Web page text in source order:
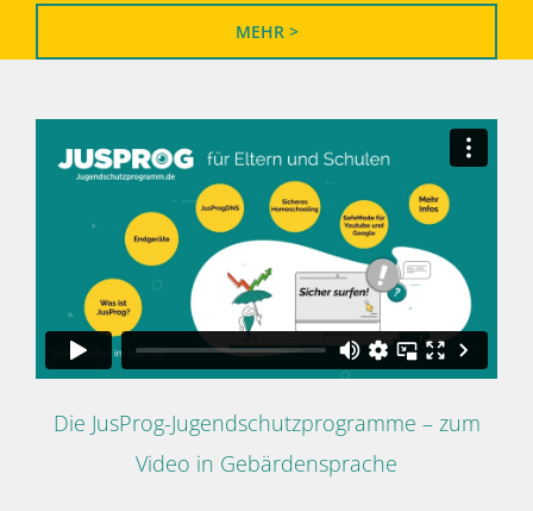
MEHR >
Die JusProg-Jugendschutzprogramme – zum
Video in Gebärdensprache